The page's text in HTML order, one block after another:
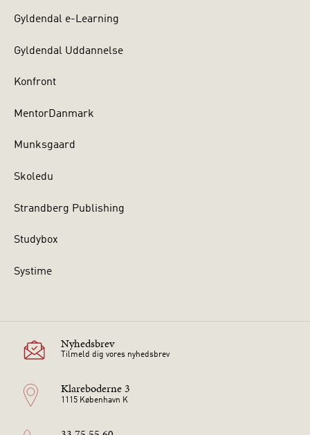
Gyldendal e-Learning
Gyldendal Uddannelse
Konfront
MentorDanmark
Munksgaard
Skoledu
Strandberg Publishing
Studybox
Systime
Nyhedsbrev
Tilmeld dig vores nyhedsbrev
Klareboderne 3
1115 København K